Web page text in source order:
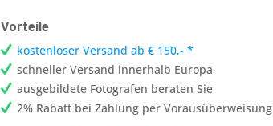
Vorteile
kostenloser Versand ab € 150,- *
schneller Versand innerhalb Europa
ausgebildete Fotografen beraten Sie
2% Rabatt bei Zahlung per Vorausüberweisung